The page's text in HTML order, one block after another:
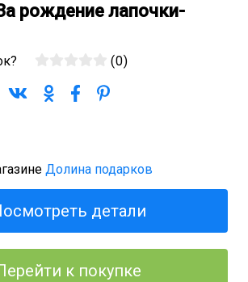
рождение лапочки-
(0)
Долина подарков
детали
к покупке